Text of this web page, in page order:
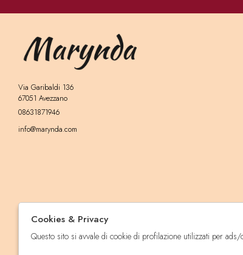
Via Garibaldi 136
67051 Avezzano
08631871946
info@marynda.com
Cookies & Privacy
Questo sito si avvale di cookie di profilazione utilizzati per